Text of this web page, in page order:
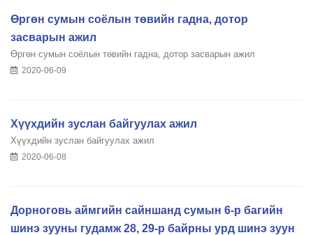
Өргөн сумын соёлын төвийн гадна, дотор
засварын ажил
Өргөн сумын соёлын төвийн гадна, дотор засварын ажил
2020-06-09
Хүүхдийн зуслан байгуулах ажил
Хүүхдийн зуслан байгуулах ажил
2020-06-08
Дорноговь аймгийн сайншанд сумын 6-р багийн
шинэ зууны гудамж 28, 29-р байрны урд шинэ зуун